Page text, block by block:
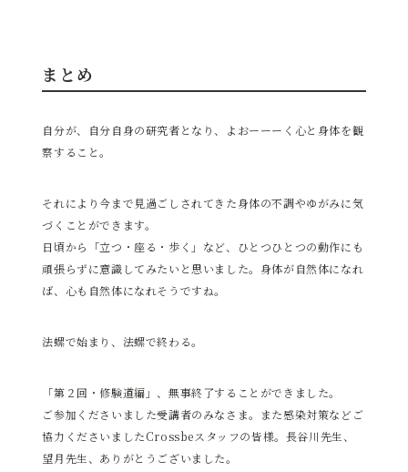
まとめ
自分が、自分自身の研究者となり、よおーーーく心と身体を観
察すること。
それにより今まで見過ごしされてきた身体の不調やゆがみに気
づくことができます。
日頃から「立つ・座る・歩く」など、ひとつひとつの動作にも
頑張らずに意識してみたいと思いました。身体が自然体になれ
ば、心も自然体になれそうですね。
法螺で始まり、法螺で終わる。
「第２回・修験道編」、無事終了することができました。
ご参加くださいました受講者のみなさま。また感染対策などご
協力くださいましたCrossbeスタッフの皆様。長谷川先生、
望月先生、ありがとうございました。